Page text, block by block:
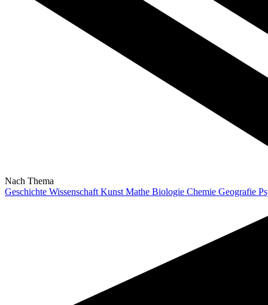
Nach Thema
Geschichte Wissenschaft Kunst Mathe Biologie Chemie Geografie